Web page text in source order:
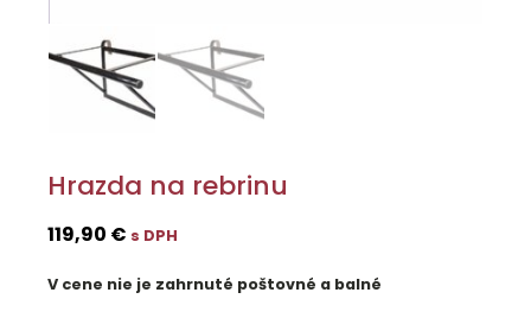
Hrazda na rebrinu
119,90 € s DPH
V cene nie je zahrnuté poštovné a balné